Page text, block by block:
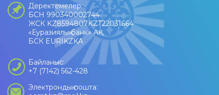
Деректемелер:
БСН 990340002744
ЖСК KZ8594807KZT22031664
«Еуразиялық банк» АҚ
БСК EURIKZKA
Байланыс:
+7 (7142) 562-428
Электрондық пошта: